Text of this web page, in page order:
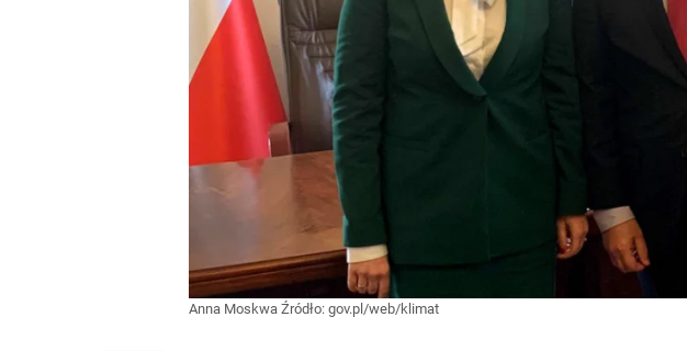
Anna Moskwa Źródło: gov.pl/web/klimat